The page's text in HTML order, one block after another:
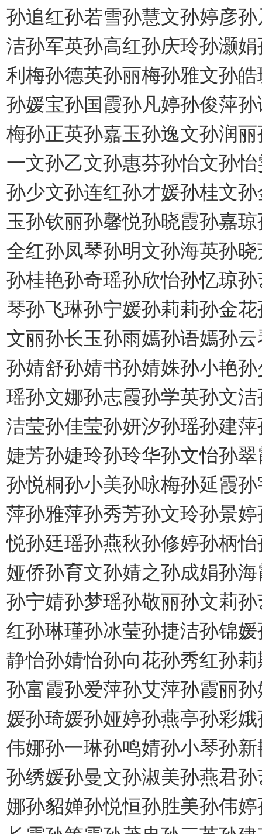
孙追红孙若雪孙慧文孙婷彦
洁孙军英孙高红孙庆玲孙灏
利梅孙德英孙丽梅孙雅文孙
孙媛宝孙国霞孙凡婷孙俊萍
梅孙正英孙嘉玉孙逸文孙润
一文孙乙文孙惠芬孙怡文孙
孙少文孙连红孙才媛孙桂文
玉孙钦丽孙馨悦孙晓霞孙嘉
全红孙凤琴孙明文孙海英孙
孙桂艳孙奇瑶孙欣怡孙忆琼
琴孙飞琳孙宁媛孙莉莉孙金
文丽孙长玉孙雨嫣孙语嫣孙
孙婧舒孙婧书孙婧姝孙小艳
瑶孙文娜孙志霞孙学英孙文
洁莹孙佳莹孙妍汐孙瑶孙建
婕芳孙婕玲孙玲华孙文怡孙
孙悦桐孙小美孙咏梅孙延霞
萍孙雅萍孙秀芳孙文玲孙景
悦孙廷瑶孙燕秋孙修婷孙柄
娅侨孙育文孙婧之孙成娟孙
孙宁婧孙梦瑶孙敬丽孙文莉
红孙琳瑾孙冰莹孙捷洁孙锦
静怡孙婧怡孙向花孙秀红孙
孙富霞孙爱萍孙艾萍孙霞丽
媛孙琦媛孙娅婷孙燕亭孙彩
伟娜孙一琳孙鸣婧孙小琴孙
孙绣媛孙曼文孙淑美孙燕君
娜孙貂婵孙悦恒孙胜美孙伟